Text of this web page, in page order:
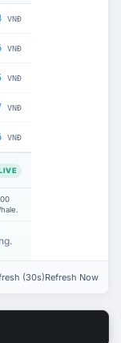
VNĐ
VNĐ
VNĐ
VNĐ
VNĐ
(30s)Refresh Now